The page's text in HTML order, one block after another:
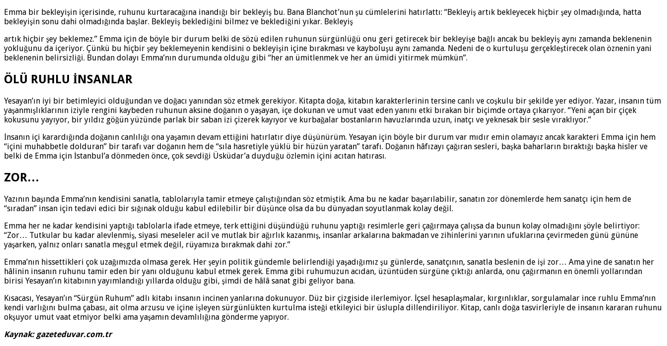
Emma bir bekleyişin içerisinde, ruhunu kurtaracağına inandığı bir bekleyiş bu. Bana Blanchot’nun şu cümlelerini hatırlattı: “Bekleyiş artık bekleyecek hiçbir şey olmadığında, hatta
bekleyişin sonu dahi olmadığında başlar. Bekleyiş beklediğini bilmez ve beklediğini yıkar. Bekleyiş
artık hiçbir şey beklemez.” Emma için de böyle bir durum belki de sözü edilen ruhunun sürgünlüğü onu geri getirecek bir bekleyişe bağlı ancak bu bekleyiş aynı zamanda beklenenin
yokluğunu da içeriyor. Çünkü bu hiçbir şey beklemeyenin kendisini o bekleyişin içine bırakması ve kayboluşu aynı zamanda. Nedeni de o kurtuluşu gerçekleştirecek olan öznenin yani
beklenenin belirsizliği. Bundan dolayı Emma’nın durumunda olduğu gibi “her an ümitlenmek ve her an ümidi yitirmek mümkün”.
ÖLÜ RUHLU İNSANLAR
Yesayan’ın iyi bir betimleyici olduğundan ve doğacı yanından söz etmek gerekiyor. Kitapta doğa, kitabın karakterlerinin tersine canlı ve coşkulu bir şekilde yer ediyor. Yazar, insanın tüm
yaşanmışlıklarının iziyle rengini kaybeden ruhunun aksine doğanın o yaşayan, içe dokunan ve umut vaat eden yanını etki bırakan bir biçimde ortaya çıkarıyor. “Yeni açan bir çiçek
kokusunu yayıyor, bir yıldız göğün yüzünde parlak bir saban izi çizerek kayıyor ve kurbağalar bostanların havuzlarında uzun, inatçı ve yeknesak bir sesle vıraklıyor.”
İnsanın içi karardığında doğanın canlılığı ona yaşamın devam ettiğini hatırlatır diye düşünürüm. Yesayan için böyle bir durum var mıdır emin olamayız ancak karakteri Emma için hem
“içini muhabbetle dolduran” bir tarafı var doğanın hem de “sıla hasretiyle yüklü bir hüzün yaratan” tarafı. Doğanın hâfızayı çağıran sesleri, başka baharların bıraktığı başka hisler ve
belki de Emma için İstanbul’a dönmeden önce, çok sevdiği Üsküdar’a duyduğu özlemin içini acıtan hatırası.
ZOR…
Yazının başında Emma’nın kendisini sanatla, tablolarıyla tamir etmeye çalıştığından söz etmiştik. Ama bu ne kadar başarılabilir, sanatın zor dönemlerde hem sanatçı için hem de
“sıradan” insan için tedavi edici bir sığınak olduğu kabul edilebilir bir düşünce olsa da bu dünyadan soyutlanmak kolay değil.
Emma her ne kadar kendisini yaptığı tablolarla ifade etmeye, terk ettiğini düşündüğü ruhunu yaptığı resimlerle geri çağırmaya çalışsa da bunun kolay olmadığını şöyle belirtiyor:
“Zor… Tutkular bu kadar alevlenmiş, siyasi meseleler acil ve mutlak bir ağırlık kazanmış, insanlar arkalarına bakmadan ve zihinlerini yarının ufuklarına çevirmeden günü gününe
yaşarken, yalnız onları sanatla meşgul etmek değil, rüyamıza bırakmak dahi zor.”
Emma’nın hissettikleri çok uzağımızda olmasa gerek. Her şeyin politik gündemle belirlendiği yaşadığımız şu günlerde, sanatçının, sanatla beslenin de işi zor… Ama yine de sanatın her
hâlinin insanın ruhunu tamir eden bir yanı olduğunu kabul etmek gerek. Emma gibi ruhumuzun acıdan, üzüntüden sürgüne çıktığı anlarda, onu çağırmanın en önemli yollarından
birisi Yesayan’ın kitabının yayımlandığı yıllarda olduğu gibi, şimdi de hâlâ sanat gibi geliyor bana.
Kısacası, Yesayan’ın “Sürgün Ruhum” adlı kitabı insanın incinen yanlarına dokunuyor. Düz bir çizgiside ilerlemiyor. İçsel hesaplaşmalar, kırgınlıklar, sorgulamalar ince ruhlu Emma’nın
kendi varlığını bulma çabası, ait olma arzusu ve içine işleyen sürgünlükten kurtulma isteği etkileyici bir üslupla dillendiriliyor. Kitap, canlı doğa tasvirleriyle de insanın kararan ruhunu
okşuyor umut vaat etmiyor belki ama yaşamın devamlılığına gönderme yapıyor.
Kaynak: gazeteduvar.com.tr